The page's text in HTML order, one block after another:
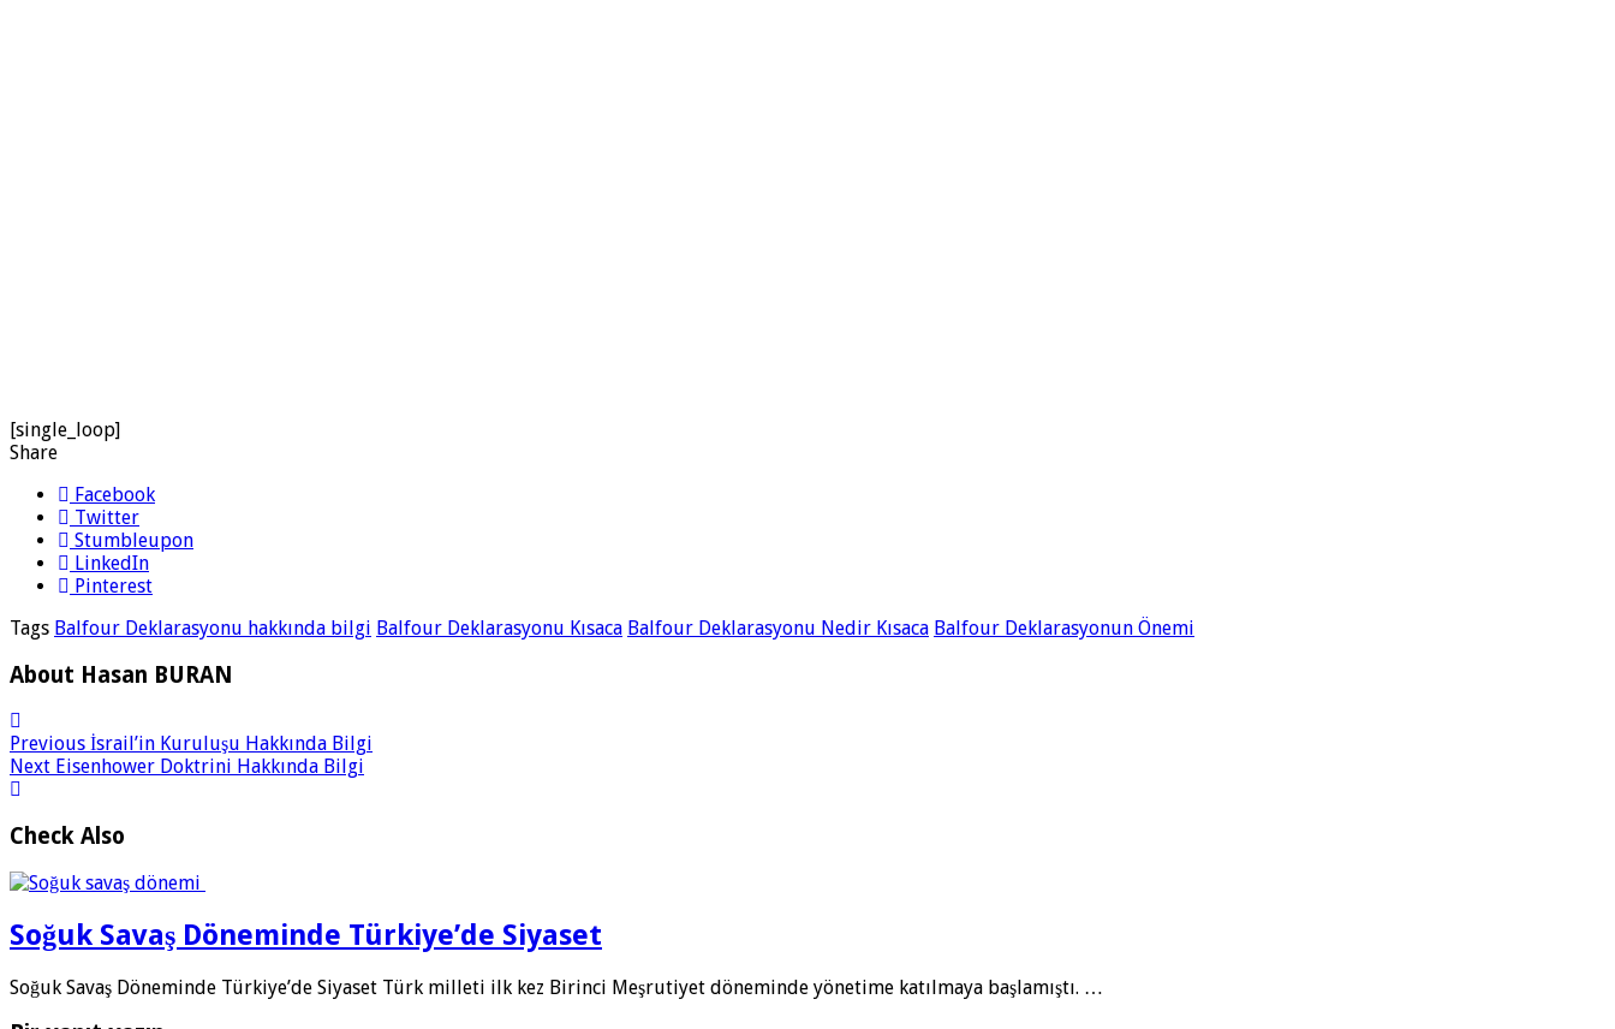
[single_loop]
Share
Facebook
Twitter
Stumbleupon
LinkedIn
Pinterest
Tags Balfour Deklarasyonu hakkında bilgi Balfour Deklarasyonu Kısaca Balfour Deklarasyonu Nedir Kısaca Balfour Deklarasyonun Önemi
About Hasan BURAN
Previous İsrail’in Kuruluşu Hakkında Bilgi
Next Eisenhower Doktrini Hakkında Bilgi
Check Also
Soğuk Savaş Döneminde Türkiye’de Siyaset
Soğuk Savaş Döneminde Türkiye’de Siyaset Türk milleti ilk kez Birinci Meşrutiyet döne­minde yönetime katılmaya başlamıştı. …